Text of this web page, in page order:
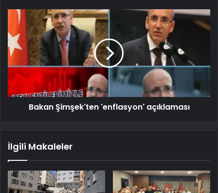
Bakan Şimşek'ten 'enflasyon' açıklaması
İlgili Makaleler